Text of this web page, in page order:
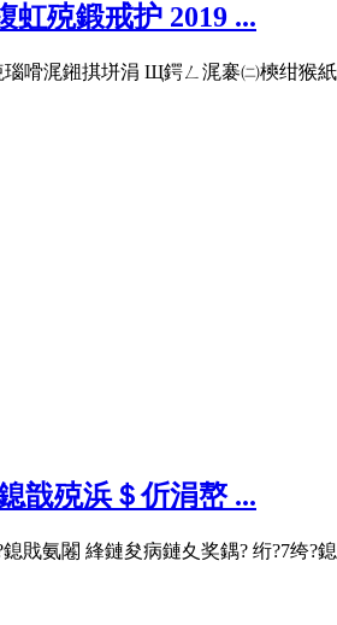
殑鍛戒护 2019 ...
嗗浘鎺掑垪涓 Щ鍔ㄥ浘褰㈡樉绀
戠殑浜＄伒涓嶅 ...
戝氨闂 綘鏈夋病鏈夊奖鍝? 绗?7